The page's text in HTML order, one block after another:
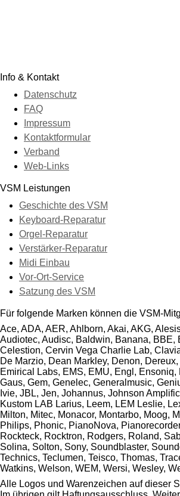
Info & Kontakt
Datenschutz
FAQ
Impressum
Kontaktformular
Verband
Web-Links
VSM Leistungen
Geschichte des VSM
Keyboard-Reparatur
Orgel-Reparatur
Verstärker-Reparatur
Midi Einbau
Vor-Ort-Service
Satzung des VSM
Für folgende Marken können die VSM-
Ace, ADA, AER, Ahlborn, Akai, AKG,
Audiotec, Audisc, Baldwin, Banana, BBE,
Celestion, Cervin Vega Charlie Lab,
De Marzio, Dean Markley, Denon,
Emirical Labs, EMS, EMU, Engl,
Gaus, Gem, Genelec, Generalmusic,
Ivie, JBL, Jen, Johannus, Johnson
Kustom LAB Larius, Leem, LEM Leslie,
Milton, Mitec, Monacor, Montarbo, Moog,
Philips, Phonic, PianoNova,
Rockteck, Rocktron, Rodgers, Roland,
Solina, Solton, Sony, Soundblaster,
Technics, Teclumen, Teisco, Thomas,
Watkins, Welson, WEM, Wersi, Wesley,
Alle Logos und Warenzeichen auf dieser